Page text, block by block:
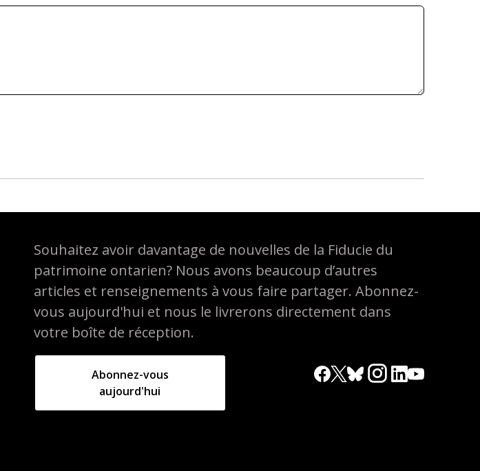
Souhaitez avoir davantage de nouvelles de la Fiducie du
patrimoine ontarien? Nous avons beaucoup d’autres
articles et renseignements à vous faire partager. Abonnez-
vous aujourd'hui et nous le livrerons directement dans
votre boîte de réception.
Abonnez-vous
aujourd'hui